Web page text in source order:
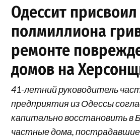
Одессит
полмиллиона
ремонте
домов на
41-летний руководитель
предприятия из Одессы
капитально восстановить в
частные дома,